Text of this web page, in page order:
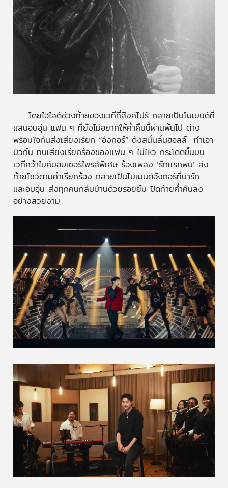
โดยไฮไลต์ช่วงท้ายของเวทีที่สิงค์โปร์ กลายเป็นโมเมนต์ที่
แสนอบอุ่น แฟน ๆ ที่ยังไม่อยากให้ค่ำคืนนี้ผ่านพ้นไป ต่าง
พร้อมใจกันส่งเสียงเรียก “อังกอร์” ดังสนั่นลั่นฮอลล์ ทำเอา
บิวกิ้น ทนเสียงเรียกร้องของเเฟน ๆ ไม่ไหว กระโดดขึ้นบน
เวทีคว้าไมค์มอบเซอร์ไพรส์พิเศษ ร้องเพลง ‘รักเเรกพบ’ ส่ง
ท้ายโชว์ตามคำเรียกร้อง กลายเป็นโมเมนต์อังกอร์ที่น่ารัก
และอบอุ่น ส่งทุกคนกลับบ้านด้วยรอยยิ้ม ปิดท้ายค่ำคืนลง
อย่างสวยงาม